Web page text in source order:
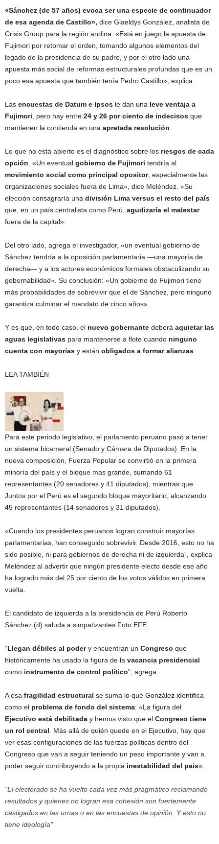
«Sánchez (de 57 años) evoca ser una especie de continuador
de esa agenda de Castillo», dice Glaeldys González, analista de
Crisis Group para la región andina. «Está en juego la apuesta de
Fujimori por retomar el orden, tomando algunos elementos del
legado de la presidencia de su padre, y por el otro lado una
apuesta más social de reformas estructurales profundas que es un
poco esa apuesta que también tenía Pedro Castillo», explica.
Las encuestas de Datum e Ipsos le dan una leve ventaja a
Fujimori , pero hay entre 24 y 26 por ciento de indecisos que
mantienen la contienda en una apretada resolución
Lo que no está abierto es el diagnóstico sobre los riesgos de cada
opción . «Un eventual gobierno de Fujimori tendría al
movimiento social como principal opositor, especialmente las
organizaciones sociales fuera de Lima», dice Meléndez. «Su
elección consagraría una división Lima versus el resto del país
que, en un país centralista como Perú, agudizaría el malestar
fuera de la capital».
Del otro lado, agrega el investigador, «un eventual gobierno de
Sánchez tendría a la oposición parlamentaria —una mayoría de
derecha— y a los actores económicos formales obstaculizando su
gobernabilidad». Su conclusión: «Un gobierno de Fujimori tiene
más probabilidades de sobrevivir que el de Sánchez, pero ninguno
garantiza culminar el mandato de cinco años».
Y es que, en todo caso, el nuevo gobernante deberá aquietar las
aguas legislativas para mantenerse a flote cuando ninguno
cuenta con mayorías y están obligados a formar alianzas
LEA TAMBIÉN
Para este periodo legislativo, el parlamento peruano pasó a tener
un sistema bicameral (Senado y Cámara de Diputados). En la
nueva composición, Fuerza Popular se convirtió en la primera
minoría del país y el bloque más grande, sumando 61
representantes (20 senadores y 41 diputados), mientras que
Juntos por el Perú es el segundo bloque mayoritario, alcanzando
45 representantes (14 senadores y 31 diputados).
«Cuando los presidentes peruanos logran construir mayorías
parlamentarias, han conseguido sobrevivir. Desde 2016, esto no ha
sido posible, ni para gobiernos de derecha ni de izquierda”, explica
Meléndez al advertir que ningún presidente electo desde ese año
ha logrado más del 25 por ciento de los votos válidos en primera
vuelta.
El candidato de izquierda a la presidencia de Perú Roberto
Sánchez (d) saluda a simpatizantes Foto:EFE
“Llegan débiles al podery encuentran un Congreso que
históricamente ha usado la figura de la vacancia presidencial
como instrumento de control político”, agrega.
A esa fragilidad estructural se suma lo que González identifica
como el problema de fondo del sistema: «La figura del
Ejecutivo está debilitada y hemos visto que el Congreso tiene
un rol central . Más allá de quién quede en el Ejecutivo, hay que
ver esas configuraciones de las fuerzas políticas dentro del
Congreso que van a seguir teniendo un peso importante y van a
poder seguir contribuyendo a la propia inestabilidad del país«.
El electorado se ha vuelto cada vez más pragmático reclamando
resultados y quienes no logran esa cohesión son fuertemente
castigados en las urnas o en las encuestas de opinión. Y esto no
tiene ideología